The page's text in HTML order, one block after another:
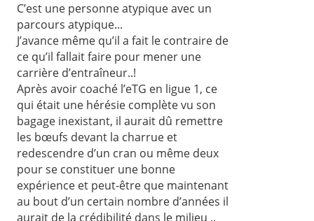
C’est une personne atypique avec un
parcours atypique...
J’avance même qu’il a fait le contraire de
ce qu’il fallait faire pour mener une
carrière d’entraîneur..!
Après avoir coaché l’eTG en ligue 1, ce
qui était une hérésie complète vu son
bagage inexistant, il aurait dû remettre
les bœufs devant la charrue et
redescendre d’un cran ou même deux
pour se constituer une bonne
expérience et peut-être que maintenant
au bout d’un certain nombre d’années il
aurait de la crédibilité dans le milieu ..